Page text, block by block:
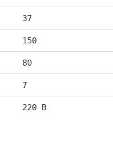
37
150
80
7
220 В